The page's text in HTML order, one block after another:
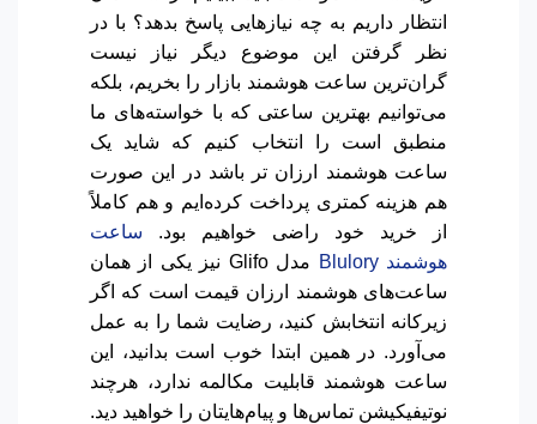
انتظار داریم به چه نیازهایی پاسخ بدهد؟ با در
نظر گرفتن این موضوع دیگر نیاز نیست
گران‌ترین ساعت هوشمند بازار را بخریم، بلکه
می‌توانیم بهترین ساعتی که با خواسته‌های ما
منطبق است را انتخاب کنیم که شاید یک
ساعت هوشمند ارزان تر باشد در این صورت
هم هزینه کمتری پرداخت کرده‌ایم و هم کاملاً
از خرید خود راضی خواهیم بود. ساعت
هوشمند Blulory
مدل Glifo نیز یکی از همان
ساعت‌های هوشمند ارزان قیمت است که اگر
زیرکانه انتخابش کنید، رضایت شما را به عمل
می‌آورد. در همین ابتدا خوب است بدانید، این
ساعت هوشمند قابلیت مکالمه ندارد، هرچند
نوتیفیکیشن تماس‌ها و پیام‌هایتان را خواهید دید.